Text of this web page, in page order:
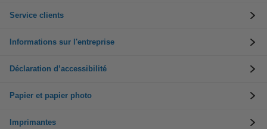
Service clients
Informations sur l'entreprise
Déclaration d’accessibilité
Papier et papier photo
Imprimantes